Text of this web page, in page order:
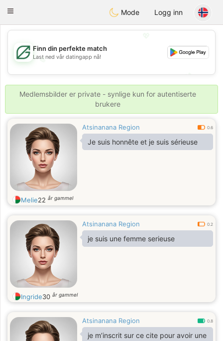
GulfDating
Toggle
Mode Logg inn
💖
💕
💕
Finn din perfekte match
Last ned vår datingapp nå!
Medlemsbilder er private - synlige kun for autentiserte
brukere
Atsinanana Region 0.6
Je suis honnête et je suis sérieuse
Melie22 år gammel
Atsinanana Region 0.2
je suis une femme serieuse
Ingride30 år gammel
Atsinanana Region 0.8
je m’inscrit sur ce cite pour avoir une